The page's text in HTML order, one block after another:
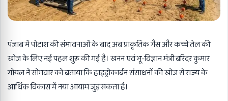
पंजाब में पोटाश की संभावनाओं के बाद अब प्राकृतिक गैस और कच्चे तेल की
खोज के लिए नई पहल शुरू की गई है। खनन एवं भू-विज्ञान मंत्री बरिंदर कुमार
गोयल ने सोमवार को बताया कि हाइड्रोकार्बन संसाधनों की खोज से राज्य के
आर्थिक विकास में नया आयाम जुड़ सकता है।